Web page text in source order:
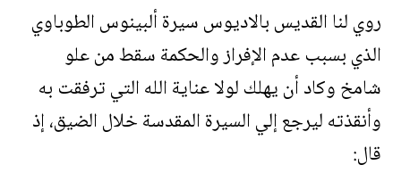
روي لنا القديس بالاديوس سيرة ألبينوس الطوباوي
الذي بسبب عدم الإفراز والحكمة سقط من علو
شامخ وكاد أن يهلك لولا عناية الله التي ترفقت به
وأنقذته ليرجع إلي السيرة المقدسة خلال الضيق، إذ
قال: